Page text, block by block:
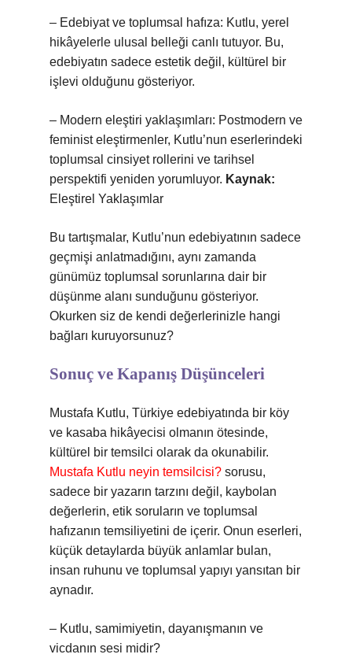
– Edebiyat ve toplumsal hafıza: Kutlu, yerel
hikâyelerle ulusal belleği canlı tutuyor. Bu,
edebiyatın sadece estetik değil, kültürel bir
işlevi olduğunu gösteriyor.
– Modern eleştiri yaklaşımları: Postmodern ve
feminist eleştirmenler, Kutlu’nun eserlerindeki
toplumsal cinsiyet rollerini ve tarihsel
perspektifi yeniden yorumluyor. Kaynak:
Eleştirel Yaklaşımlar
Bu tartışmalar, Kutlu’nun edebiyatının sadece
geçmişi anlatmadığını, aynı zamanda
günümüz toplumsal sorunlarına dair bir
düşünme alanı sunduğunu gösteriyor.
Okurken siz de kendi değerlerinizle hangi
bağları kuruyorsunuz?
Sonuç ve Kapanış Düşünceleri
Mustafa Kutlu, Türkiye edebiyatında bir köy
ve kasaba hikâyecisi olmanın ötesinde,
kültürel bir temsilci olarak da okunabilir.
Mustafa Kutlu neyin temsilcisi? sorusu,
sadece bir yazarın tarzını değil, kaybolan
değerlerin, etik soruların ve toplumsal
hafızanın temsiliyetini de içerir. Onun eserleri,
küçük detaylarda büyük anlamlar bulan,
insan ruhunu ve toplumsal yapıyı yansıtan bir
aynadır.
– Kutlu, samimiyetin, dayanışmanın ve
vicdanın sesi midir?